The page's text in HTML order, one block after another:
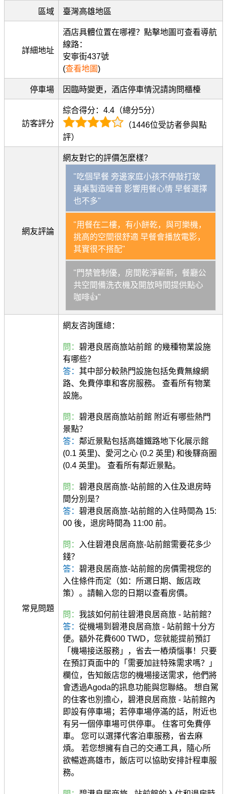
區域 臺灣高雄地區
詳細地址
酒店具體位置在哪裡？點擊地圖可查看導航
線路：
安寧街437號
(查看地圖)
停車場 因臨時變更，酒店停車情況請詢問櫃檯
訪客評分
綜合得分：4.4（總分5分）
（1446位受訪者參與點
評）
網友評論
網友對它的評價怎麼樣？
"吃個早餐 旁邊家庭小孩不停敲打玻
璃桌製造噪音 影響用餐心情 早餐選擇
也不多"
"用餐在二樓，有小餅乾，與可樂機，
挑高的空間很舒適 早餐會播放電影，
其實很不搭配"
"門禁管制優，房間乾淨嶄新，餐廳公
共空間備洗衣機及開放時間提供點心
咖啡👍"
常見問題
網友咨詢匯總：
問： 碧港良居商旅站前館 的幾種物業設施
有哪些？
答： 其中部分較熱門設施包括免費無線網
路、免費停車和客房服務。 查看所有物業
設施。
問： 碧港良居商旅站前館 附近有哪些熱門
景點？
答： 鄰近景點包括高雄鐵路地下化展示館
(0.1 英里)、愛河之心 (0.2 英里) 和後驛商圈
(0.4 英里)。 查看所有鄰近景點。
問： 碧港良居商旅-站前館的入住及退房時
間分別是？
答： 碧港良居商旅-站前館的入住時間為 15:
00 後，退房時間為 11:00 前。
問：
入住碧港良居商旅-站前館需要花多少
錢？
答： 碧港良居商旅-站前館的房價需視您的
入住條件而定（如：所選日期、飯店政
策）。請輸入您的日期以查看房價。
問： 我該如何前往碧港良居商旅 - 站前館？
答： 從機場到碧港良居商旅 - 站前館十分方
便。額外花費600 TWD，您就能提前預訂
「機場接送服務」，省去一樁煩惱事！只要
在預訂頁面中的「需要加註特殊需求嗎？」
欄位，告知飯店您的機場接送需求，他們將
會透過Agoda的訊息功能與您聯絡。 想自駕
的住客也別擔心，碧港良居商旅 - 站前館內
即設有停車場；若停車場停滿的話，附近也
有另一個停車場可供停車。 住客可免費停
車。 您可以選擇代客泊車服務，省去麻
煩。 若您想擁有自己的交通工具，隨心所
欲暢遊高雄市，飯店可以協助安排計程車服
務。